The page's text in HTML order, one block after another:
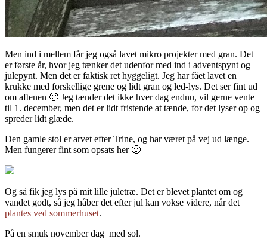
Men ind i mellem får jeg også lavet mikro projekter med gran. Det
er første år, hvor jeg tænker det udenfor med ind i adventspynt og
julepynt. Men det er faktisk ret hyggeligt. Jeg har fået lavet en
krukke med forskellige grene og lidt gran og led-lys. Det ser fint ud
om aftenen 🙂 Jeg tænder det ikke hver dag endnu, vil gerne vente
til 1. december, men det er lidt fristende at tænde, for det lyser op og
spreder lidt glæde.
Den gamle stol er arvet efter Trine, og har været på vej ud længe.
Men fungerer fint som opsats her 🙂
Og så fik jeg lys på mit lille juletræ. Det er blevet plantet om og
vandet godt, så jeg håber det efter jul kan vokse videre, når det
plantes ved sommerhuset.
På en smuk november dag med sol.